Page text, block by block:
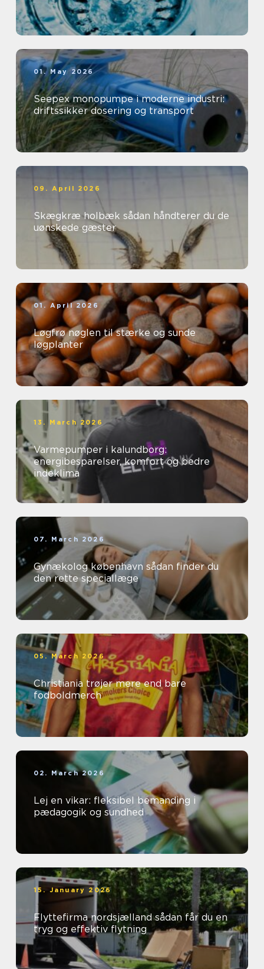
01. May 2026
Seepex monopumpe i moderne industri:
driftssikker dosering og transport
09. April 2026
Skægkræ holbæk sådan håndterer du de
uønskede gæster
01. April 2026
Løgfrø nøglen til stærke og sunde
løgplanter
13. March 2026
Varmepumper i kalundborg:
energibesparelser, komfort og bedre
indeklima
07. March 2026
Gynækolog københavn sådan finder du
den rette speciallæge
05. March 2026
Christiania trøjer mere end bare
fodboldmerch
02. March 2026
Lej en vikar: fleksibel bemanding i
pædagogik og sundhed
15. January 2026
Flyttefirma nordsjælland sådan får du en
tryg og effektiv flytning